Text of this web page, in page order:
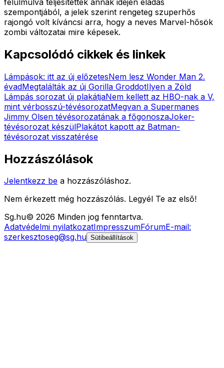
szempontjából, a jelek szerint rengeteg szuperhős
rajongó volt kíváncsi arra, hogy a neves Marvel-hősök
zombi változatai mire képesek.
Kapcsolódó cikkek és linkek
Lámpások: itt az új előzetesNem lesz Wonder Man 2.
évadMegtalálták az új Gorilla GroddotIlyen a Zöld
Lámpás sorozat új plakátjaNem kellett az HBO-nak a V,
mint vérbosszú-tévésorozatMegvan a Supermanes
Jimmy Olsen tévésorozatának a főgonoszaJoker-
tévésorozat készülPlakátot kapott az Batman-
tévésorozat visszatérése
Hozzászólások
Jelentkezz be a hozzászóláshoz.
Nem érkezett még hozzászólás. Legyél Te az első!
Sg.hu© 2026 Minden jog fenntartva.
Adatvédelmi nyilatkozatImpresszumFórumE-mail:
szerkesztoseg@sg.hu Sütibeállítások